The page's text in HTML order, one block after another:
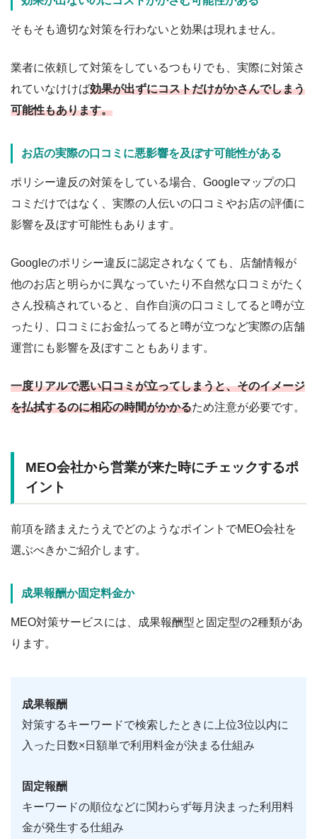
そもそも適切な対策を行わないと効果は現れません。
業者に依頼して対策をしているつもりでも、実際に対策さ
れていなけけば効果が出ずにコストだけがかさんでしまう
可能性もあります。
お店の実際の口コミに悪影響を及ぼす可能性がある
ポリシー違反の対策をしている場合、Googleマップの口
コミだけではなく、実際の人伝いの口コミやお店の評価に
影響を及ぼす可能性もあります。
Googleのポリシー違反に認定されなくても、店舗情報が
他のお店と明らかに異なっていたり不自然な口コミがたく
さん投稿されていると、自作自演の口コミしてると噂が立
ったり、口コミにお金払ってると噂が立つなど実際の店舗
運営にも影響を及ぼすこともあります。
一度リアルで悪い口コミが立ってしまうと、そのイメージ
を払拭するのに相応の時間がかかるため注意が必要です。
MEO会社から営業が来た時にチェックするポ
イント
前項を踏まえたうえでどのようなポイントでMEO会社を
選ぶべきかご紹介します。
成果報酬か固定料金か
MEO対策サービスには、成果報酬型と固定型の2種類があ
ります。
成果報酬
対策するキーワードで検索したときに上位3位以内に
入った日数×日額単で利用料金が決まる仕組み
固定報酬
キーワードの順位などに関わらず毎月決まった利用料
金が発生する仕組み